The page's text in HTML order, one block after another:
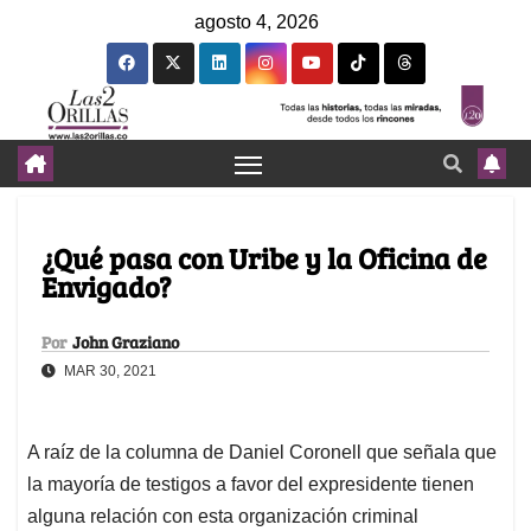
agosto 4, 2026
¿Qué pasa con Uribe y la Oficina de
Envigado?
Por John Graziano
MAR 30, 2021
A raíz de la columna de Daniel Coronell que señala que
la mayoría de testigos a favor del expresidente tienen
alguna relación con esta organización criminal